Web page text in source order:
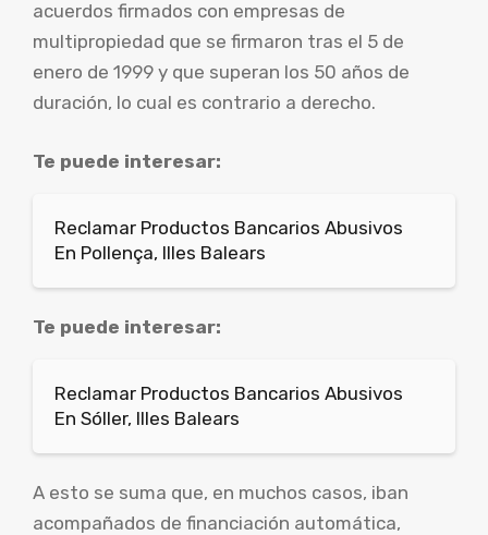
acuerdos firmados con empresas de
multipropiedad que se firmaron tras el 5 de
enero de 1999 y que superan los 50 años de
duración, lo cual es contrario a derecho.
Te puede interesar:
Reclamar Productos Bancarios Abusivos
En Pollença, Illes Balears
Te puede interesar:
Reclamar Productos Bancarios Abusivos
En Sóller, Illes Balears
A esto se suma que, en muchos casos, iban
acompañados de financiación automática,